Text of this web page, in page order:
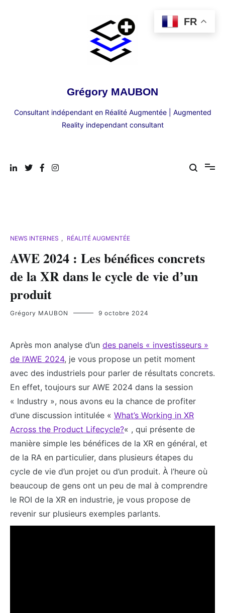
Grégory MAUBON
Consultant indépendant en Réalité Augmentée | Augmented
Reality independant consultant
NEWS INTERNES , RÉALITÉ AUGMENTÉE
AWE 2024 : Les bénéfices concrets
de la XR dans le cycle de vie d’un
produit
Grégory MAUBON 9 octobre 2024
Après mon analyse d’un des panels « investisseurs »
de l’AWE 2024, je vous propose un petit moment
avec des industriels pour parler de résultats concrets.
En effet, toujours sur AWE 2024 dans la session
« Industry », nous avons eu la chance de profiter
d’une discussion intitulée « What’s Working in XR
Across the Product Lifecycle?« , qui présente de
manière simple les bénéfices de la XR en général, et
de la RA en particulier, dans plusieurs étapes du
cycle de vie d’un projet ou d’un produit. À l’heure où
beaucoup de gens ont un peu de mal à comprendre
le ROI de la XR en industrie, je vous propose de
revenir sur plusieurs exemples parlants.
FR